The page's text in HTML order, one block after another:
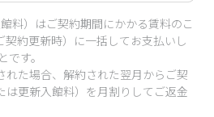
料）はご契約期間にかかる賃料のこ
契約更新時）に一括してお支払いし
す。
れた場合、解約された翌月からご契
は更新入館料）を月割りしてご返金